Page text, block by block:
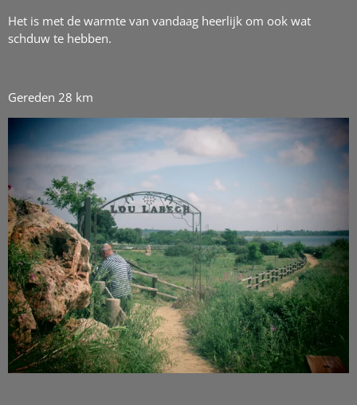
Het is met de warmte van vandaag heerlijk om ook wat
schduw te hebben.
Gereden 28 km